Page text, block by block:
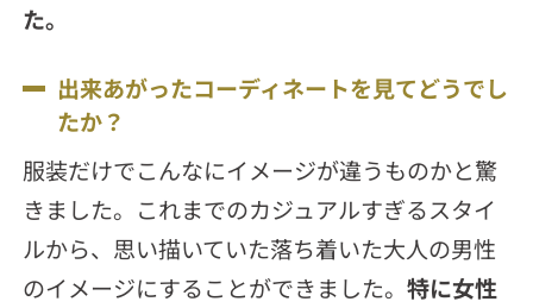
た。
出来あがったコーディネートを見てどうでし
たか？
服装だけでこんなにイメージが違うものかと驚
きました。これまでのカジュアルすぎるスタイ
ルから、思い描いていた落ち着いた大人の男性
のイメージにすることができました。特に女性